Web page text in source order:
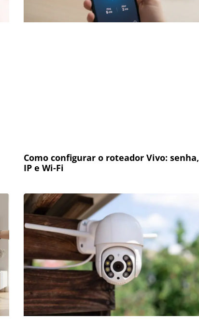
Como configurar o roteador Vivo: senha,
IP e Wi-Fi